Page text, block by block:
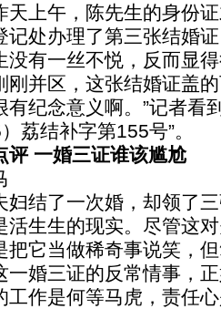
午，陈先生的身份证
记处办理了第三张结婚
没有一丝不悦，反而显
刚并区，这张结婚证盖
有纪念意义啊。”记者看
荔结补字第155号”。
一婚三证谁该尴尬
了一次婚，却领了三
活生生的现实。尽管这
把它当做稀奇事说笑，
一婚三证的反常情事，
工作是何等马虎，责任